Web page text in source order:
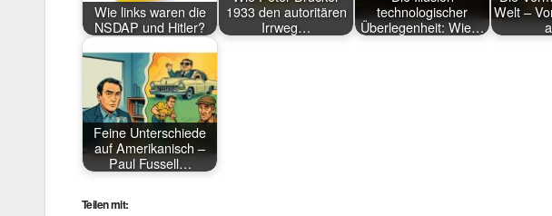
Wie links waren die
NSDAP und Hitler?
1933 den autoritären
Irrweg…
technologischer
Überlegenheit: Wie…
Welt –
Feine Unterschiede
auf Amerikanisch –
Paul Fussell…
Teilen mit: